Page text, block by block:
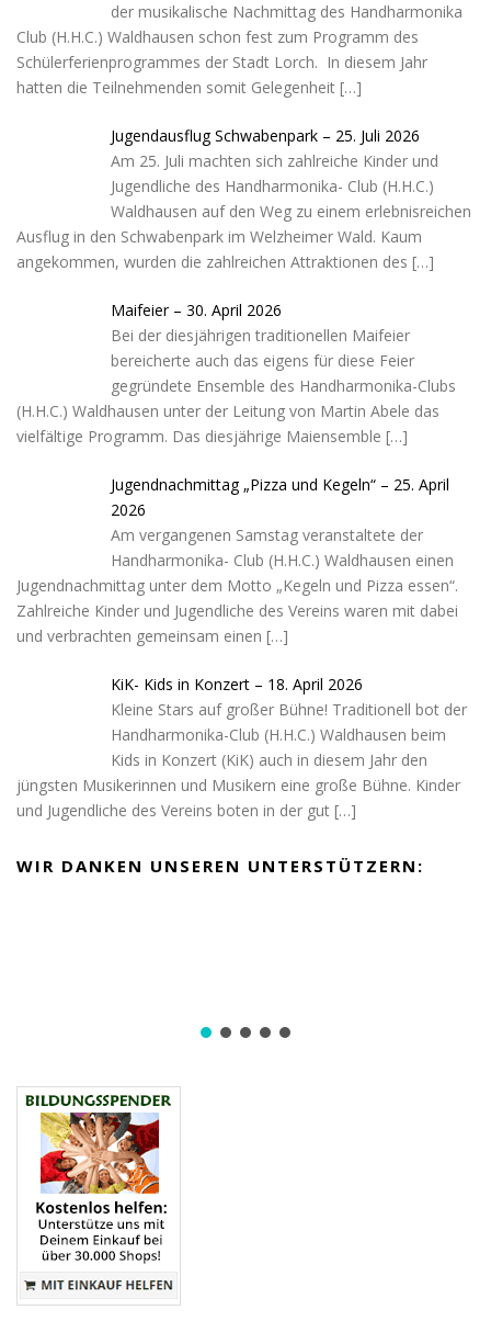
der musikalische Nachmittag des Handharmonika
Club (H.H.C.) Waldhausen schon fest zum Programm des
Schülerferienprogrammes der Stadt Lorch. In diesem Jahr
hatten die Teilnehmenden somit Gelegenheit […]
Jugendausflug Schwabenpark – 25. Juli 2026
Am 25. Juli machten sich zahlreiche Kinder und
Jugendliche des Handharmonika- Club (H.H.C.)
Waldhausen auf den Weg zu einem erlebnisreichen
Ausflug in den Schwabenpark im Welzheimer Wald. Kaum
angekommen, wurden die zahlreichen Attraktionen des […]
Maifeier – 30. April 2026
Bei der diesjährigen traditionellen Maifeier
bereicherte auch das eigens für diese Feier
gegründete Ensemble des Handharmonika-Clubs
(H.H.C.) Waldhausen unter der Leitung von Martin Abele das
vielfältige Programm. Das diesjährige Maiensemble […]
Jugendnachmittag „Pizza und Kegeln“ – 25. April
2026
Am vergangenen Samstag veranstaltete der
Handharmonika- Club (H.H.C.) Waldhausen einen
Jugendnachmittag unter dem Motto „Kegeln und Pizza essen“.
Zahlreiche Kinder und Jugendliche des Vereins waren mit dabei
und verbrachten gemeinsam einen […]
KiK- Kids in Konzert – 18. April 2026
Kleine Stars auf großer Bühne! Traditionell bot der
Handharmonika-Club (H.H.C.) Waldhausen beim
Kids in Konzert (KiK) auch in diesem Jahr den
jüngsten Musikerinnen und Musikern eine große Bühne. Kinder
und Jugendliche des Vereins boten in der gut […]
WIR DANKEN UNSEREN UNTERSTÜTZERN: